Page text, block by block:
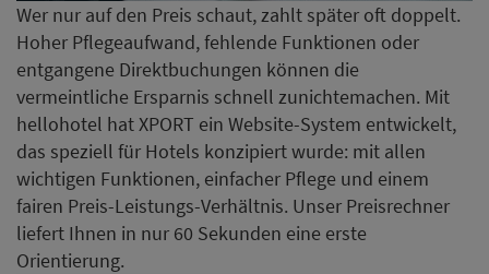
Wer nur auf den Preis schaut, zahlt später oft doppelt.
Hoher Pflegeaufwand, fehlende Funktionen oder
entgangene Direktbuchungen können die
vermeintliche Ersparnis schnell zunichtemachen. Mit
hellohotel hat XPORT ein Website-System entwickelt,
das speziell für Hotels konzipiert wurde: mit allen
wichtigen Funktionen, einfacher Pflege und einem
fairen Preis-Leistungs-Verhältnis. Unser Preisrechner
liefert Ihnen in nur 60 Sekunden eine erste
Orientierung.